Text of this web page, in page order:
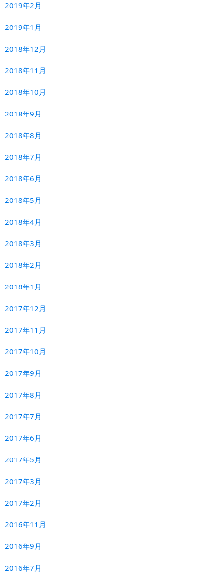
2019年2月
2019年1月
2018年12月
2018年11月
2018年10月
2018年9月
2018年8月
2018年7月
2018年6月
2018年5月
2018年4月
2018年3月
2018年2月
2018年1月
2017年12月
2017年11月
2017年10月
2017年9月
2017年8月
2017年7月
2017年6月
2017年5月
2017年3月
2017年2月
2016年11月
2016年9月
2016年7月